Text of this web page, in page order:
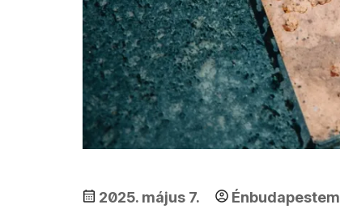
2025. május 7. Énbudapestem